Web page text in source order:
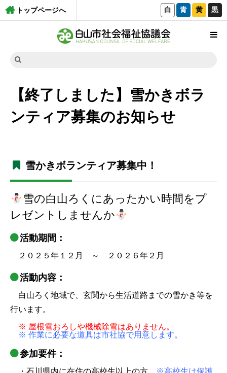
トップページへ 白 青 黄 黒
【終了しました】雪かきボラ
ンティア募集のお知らせ
雪かきボランティア募集中！
雪の白山ろくにあったかい時間をプ
レゼントしませんか
活動期間：
２０２５年１２月 ～ ２０２６年２月
活動内容：
白山ろく地域で、玄関から生活道路までの雪かき等を
行います。
※ 屋根雪おろしや機械除雪はありません。
※ 作業に必要な道具は市社協で用意します。
参加要件：
・石川県内に在住の高校生以上の方
※高校生は保護